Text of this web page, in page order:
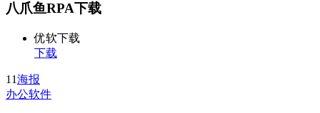
八爪鱼RPA下载
优软下载
下载
11海报
办公软件